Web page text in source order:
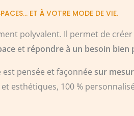
ET À VOTRE MODE DE VIE.
polyvalent. Il permet de
et répondre à un besoin bien
pensée et façonnée sur
esthétiques, 100 %